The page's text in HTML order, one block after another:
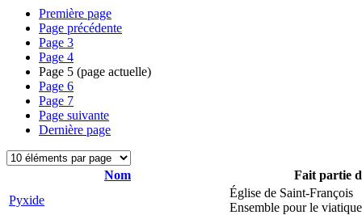
Première page
Page précédente
Page 3
Page 4
Page 5 (page actuelle)
Page 6
Page 7
Page suivante
Dernière page
Nom
Fait partie
Pyxide
Église de Saint-François
Ensemble pour le viatique